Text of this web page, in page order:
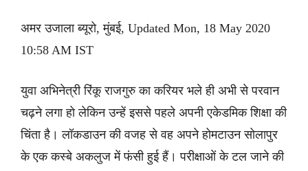
अमर उजाला ब्यूरो, मुंबई, Updated Mon, 18 May 2020
10:58 AM IST
युवा अभिनेत्री रिंकू राजगुरु का करियर भले ही अभी से परवान
चढ़ने लगा हो लेकिन उन्हें इससे पहले अपनी एकेडमिक शिक्षा की
चिंता है। लॉकडाउन की वजह से वह अपने होमटाउन सोलापुर
के एक कस्बे अकलुज में फंसी हुई हैं। परीक्षाओं के टल जाने की